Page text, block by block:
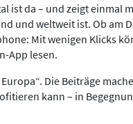
ist da – und zeigt einmal
und weltweit ist. Ob am
Mit wenigen Klicks
App lesen.
Die Beiträge
kann – in